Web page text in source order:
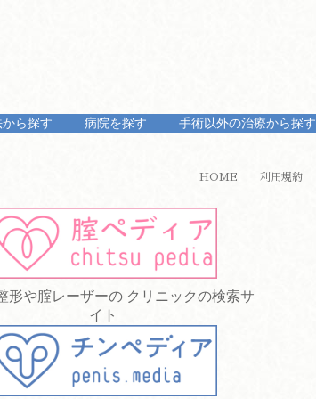
ら探す 病院を探す 手術以外の治療から探す
HOME 利用規約
形や腟レーザーの クリニックの検索サ
イト